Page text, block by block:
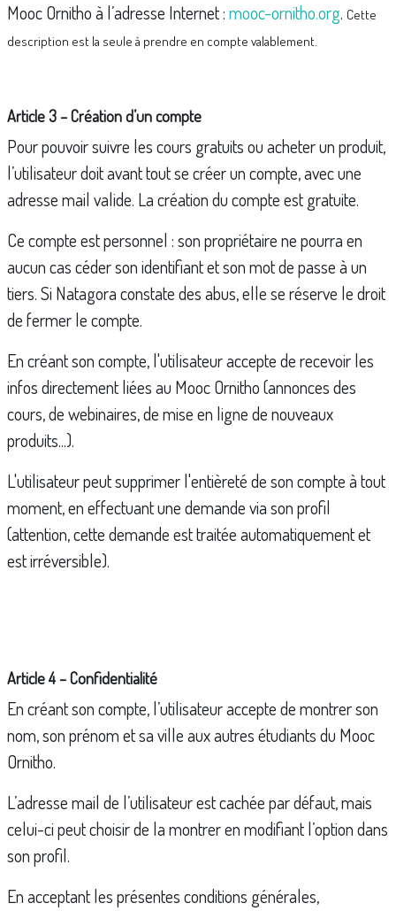
Mooc Ornitho à l’adresse Internet :mooc-ornitho.org. Cette
description est la seule à prendre en compte valablement.
Article 3 – Création d’un compte
Pour pouvoir suivre les cours gratuits ou acheter un produit,
l’utilisateur doit avant tout se créer un compte, avec une
adresse mail valide. La création du compte est gratuite.
Ce compte est personnel : son propriétaire ne pourra en
aucun cas céder son identifiant et son mot de passe à un
tiers. Si Natagora constate des abus, elle se réserve le droit
de fermer le compte.
En créant son compte, l'utilisateur accepte de recevoir les
infos directement liées au Mooc Ornitho (annonces des
cours, de webinaires, de mise en ligne de nouveaux
produits...).
L'utilisateur peut supprimer l'entièreté de son compte à tout
moment, en effectuant une demande via son profil
(attention, cette demande est traitée automatiquement et
est irréversible).
Article 4 – Confidentialité
En créant son compte, l’utilisateur accepte de montrer son
nom, son prénom et sa ville aux autres étudiants du Mooc
Ornitho.
L’adresse mail de l’utilisateur est cachée par défaut, mais
celui-ci peut choisir de la montrer en modifiant l’option dans
son profil.
En acceptant les présentes conditions générales,